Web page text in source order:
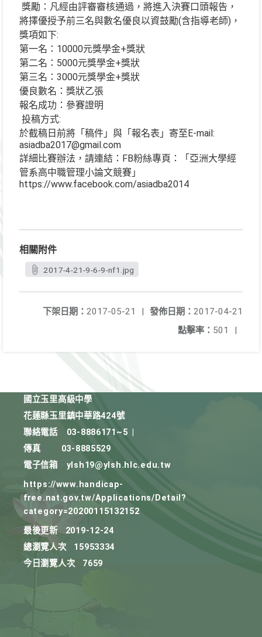
獎勵：凡經由評審審核通過，將進入決賽口頭報告，
將擇優授予前三名與數名優良以資鼓勵(含指導老師)，
獎項如下:
第一名：10000元獎學金+獎狀
第二名：5000元獎學金+獎狀
第三名：3000元獎學金+獎狀
優良數名：獎狀乙張
報名成功：參賽證明
投稿方式:
於截稿日前將「稿件」與「報名表」寄至E-mail:
asiadba2017@gmail.com
詳細比賽辦法，請連結：FB粉絲專頁：「亞洲大學經
管系高中職管理小論文競賽」
https://www.facebook.com/asiadba2014
相關附件
2017-4-21-9-6-9-nf1.jpg
發佈日期： 2017-04-21
下架日期： 2017-05-21
|
點擊率： 501 |
國立玉里高級中學
花蓮縣玉里鎮中華路424號
聯絡電話
03-8886171~5
傳真
03-8885529
電子信箱
ylsh19@ylsh.hlc.edu.tw
https://www.handicap-
free.nat.gov.tw/Applications/Detail?
category=20200115132152
最後更新
2019-12-24
總瀏覽人次
15953334
今日瀏覽人次
7659